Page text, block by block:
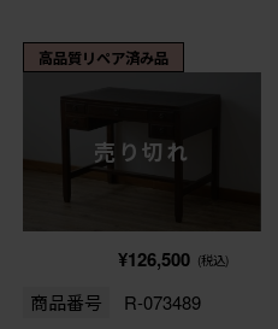
高品質リペア済み品
売り切れ
¥126,500 (税込)
商品番号 R-073489